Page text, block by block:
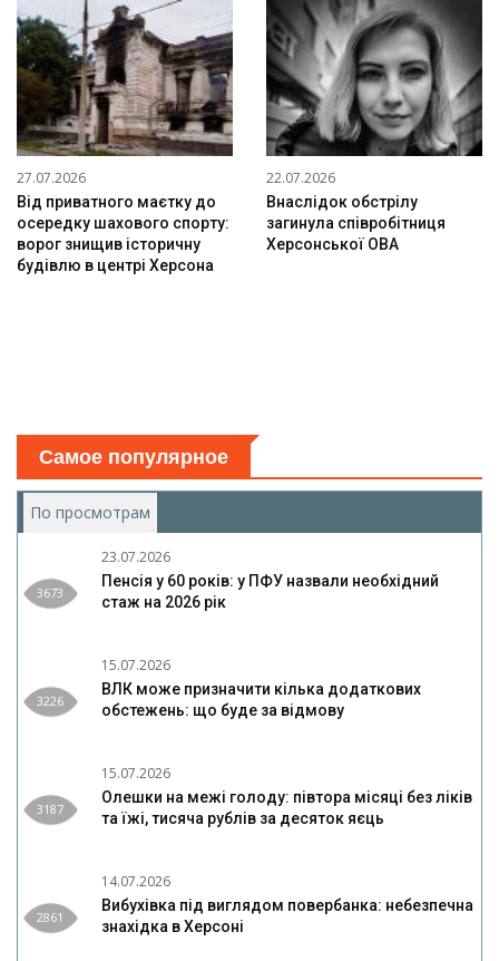
27.07.2026
Від приватного маєтку до
осередку шахового спорту:
ворог знищив історичну
будівлю в центрі Херсона
22.07.2026
Внаслідок обстрілу
загинула співробітниця
Херсонської ОВА
Самое популярное
По просмотрам
3673
23.07.2026
Пенсія у 60 років: у ПФУ назвали необхідний
стаж на 2026 рік
3226
15.07.2026
ВЛК може призначити кілька додаткових
обстежень: що буде за відмову
3187
15.07.2026
Олешки на межі голоду: півтора місяці без ліків
та їжі, тисяча рублів за десяток яєць
2861
14.07.2026
Вибухівка під виглядом повербанка: небезпечна
знахідка в Херсоні